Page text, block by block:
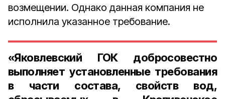
возмещении. Однако данная компания не
исполнила указанное требование.
«Яковлевский ГОК добросовестно
выполняет установленные требования
в части состава, свойств вод,